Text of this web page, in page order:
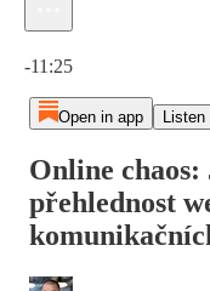
-11:25
Open in app
Online
přehlednost